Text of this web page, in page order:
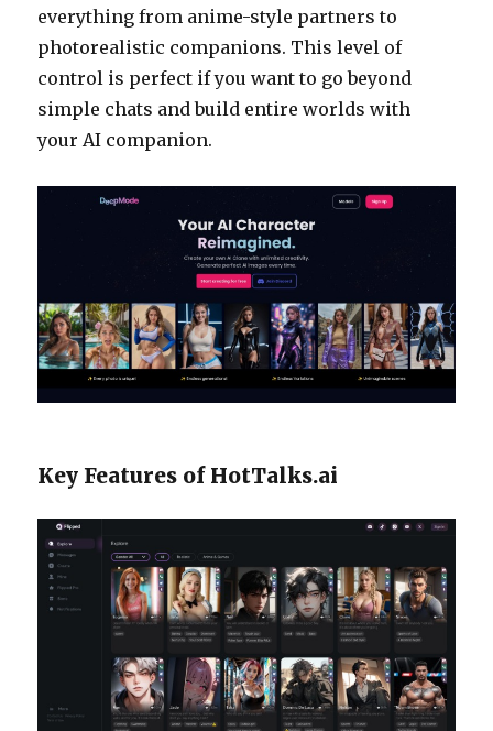
everything from anime-style partners to
photorealistic companions. This level of
control is perfect if you want to go beyond
simple chats and build entire worlds with
your AI companion.
Key Features of HotTalks.ai